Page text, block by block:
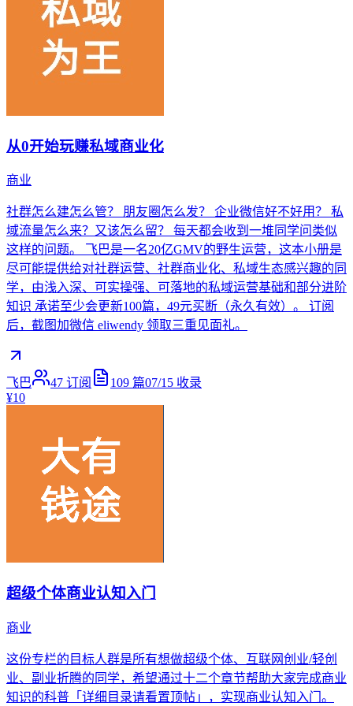
从0开始玩赚私域商业化
商业
社群怎么建怎么管？ 朋友圈怎么发？ 企业微信好不好用？ 私
域流量怎么来？又该怎么留？ 每天都会收到一堆同学问类似
这样的问题。 飞巴是一名20亿GMV的野生运营，这本小册是
尽可能提供给对社群运营、社群商业化、私域生态感兴趣的同
学，由浅入深、可实操强、可落地的私域运营基础和部分进阶
知识 承诺至少会更新100篇，49元买断（永久有效）。 订阅
后，截图加微信 eliwendy 领取三重见面礼。
飞巴 47 订阅 109 篇07/15 收录
¥10
超级个体商业认知入门
商业
这份专栏的目标人群是所有想做超级个体、互联网创业/轻创
业、副业折腾的同学，希望通过十二个章节帮助大家完成商业
知识的科普「详细目录请看置顶帖」，实现商业认知入门。